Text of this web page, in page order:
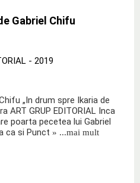
Gabriel Chifu
- 2019
„In drum spre Ikaria de
ART GRUP EDITORIAL Inca
poarta pecetea lui Gabriel
ca si Punct » ...mai mult